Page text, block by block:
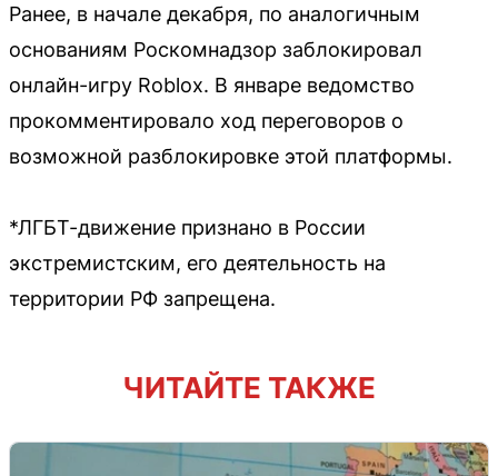
Ранее, в начале декабря, по аналогичным
основаниям Роскомнадзор заблокировал
онлайн-игру Roblox. В январе ведомство
прокомментировало ход переговоров о
возможной разблокировке этой платформы.
*ЛГБТ-движение признано в России
экстремистским, его деятельность на
территории РФ запрещена.
ЧИТАЙТЕ ТАКЖЕ